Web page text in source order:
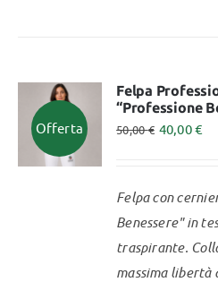
Le
opzioni
pagina
Offerta
Felpa
“Professione
50,00€ 40,00€
Felpa con
Benessere" in
traspirante.
massima libertà